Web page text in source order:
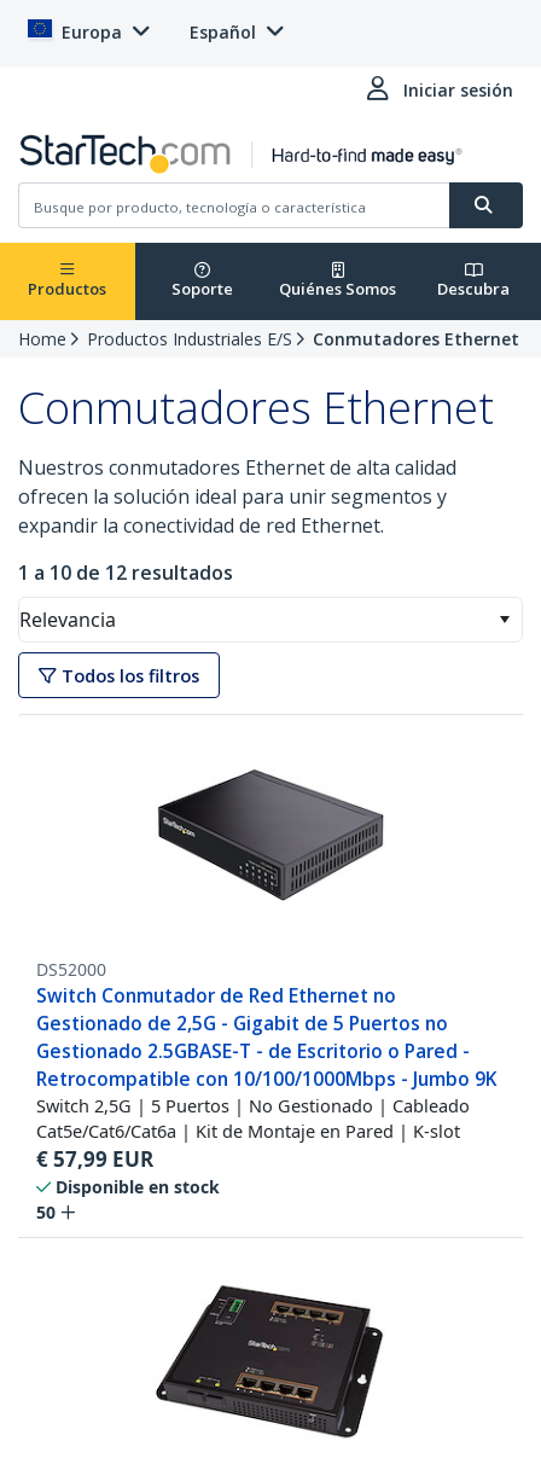
Europa Español
Iniciar sesión
Productos Soporte Quiénes Somos Descubra
Home Productos Industriales E/S Conmutadores Ethernet
Conmutadores Ethernet
Nuestros conmutadores Ethernet de alta calidad
ofrecen la solución ideal para unir segmentos y
expandir la conectividad de red Ethernet.
1 a 10 de 12 resultados
Relevancia
Todos los filtros
DS52000
Switch Conmutador de Red Ethernet no
Gestionado de 2,5G - Gigabit de 5 Puertos no
Gestionado 2.5GBASE-T - de Escritorio o Pared -
Retrocompatible con 10/100/1000Mbps - Jumbo 9K
Switch 2,5G | 5 Puertos | No Gestionado | Cableado
Cat5e/Cat6/Cat6a | Kit de Montaje en Pared | K-slot
€57,99 EUR
Disponible en stock
50